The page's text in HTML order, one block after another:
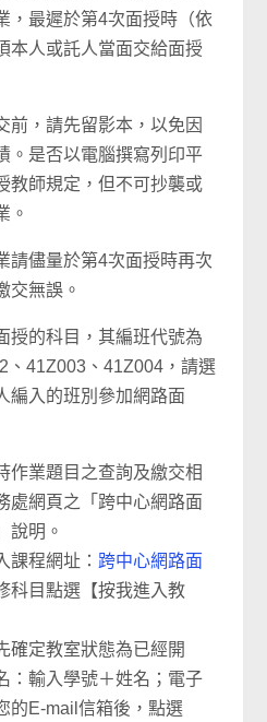
，最遲於第4次面授時（依
本人或託人當面交給面授
前，請先留影本，以免因
。是否以電腦撰寫列印平
教師規定，但不可抄襲或
。
請儘量於第4次面授時再次
交無誤。
授的科目，其編班代號為
、41Z003、41Z004，請選
編入的班別參加網路面
作業題目之查詢及繳交相
處網頁之「跨中心網路面
說明。
程網址： 跨中心網路面
科目點選【按我進入教
確定教室狀態為已經開
：輸入學號＋姓名；電子
的E-mail信箱後，點選